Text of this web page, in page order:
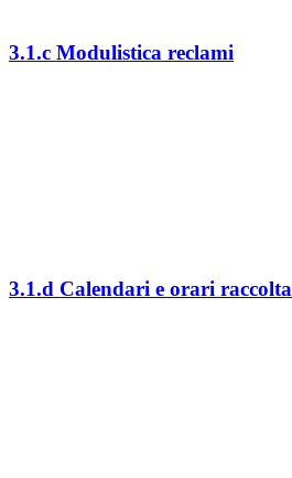
3.1.c Modulistica reclami
3.1.d Calendari e orari raccolta